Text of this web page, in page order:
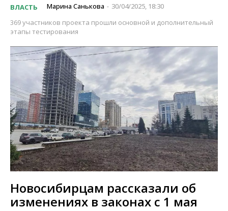
ВЛАСТЬ Марина Санькова - 30/04/2025, 18:30
369 участников проекта прошли основной и дополнительный
этапы тестирования
Новосибирцам рассказали об
изменениях в законах с 1 мая